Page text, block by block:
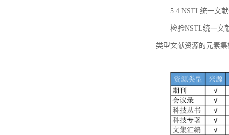
5.4 NSTL统一文
检验NSTL统一文
类型文献资源的元素